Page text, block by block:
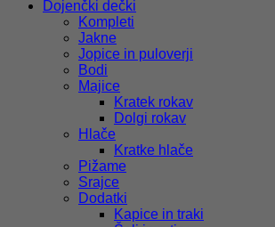
Dojenčki dečki
Kompleti
Jakne
Jopice in puloverji
Bodi
Majice
Kratek rokav
Dolgi rokav
Hlače
Kratke hlače
Pižame
Srajce
Dodatki
Kapice in traki